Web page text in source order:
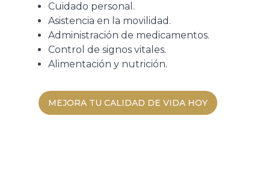
Cuidado personal.
Asistencia en la movilidad.
Administración de medicamentos.
Control de signos vitales.
Alimentación y nutrición.
MEJORA TU CALIDAD DE VIDA HOY